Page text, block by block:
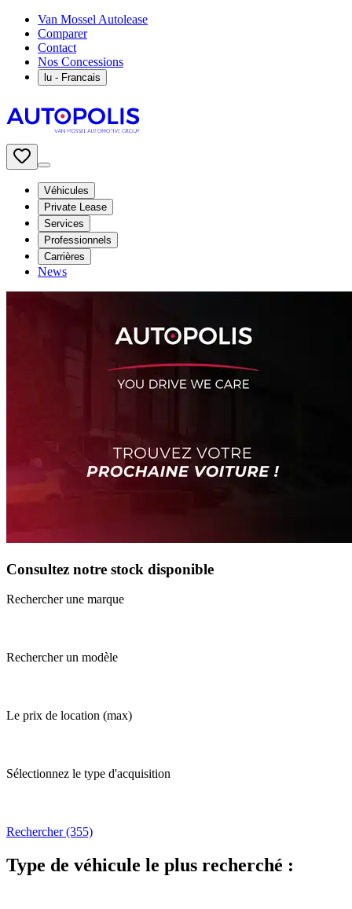
Van Mossel Autolease
Comparer
Contact
Nos Concessions
lu - Francais
Véhicules
Private Lease
Services
Professionnels
Carrières
News
Consultez notre stock disponible
Rechercher une marque
Rechercher un modèle
Le prix de location (max)
Sélectionnez le type d'acquisition
Rechercher (355)
Type de véhicule le plus recherché :